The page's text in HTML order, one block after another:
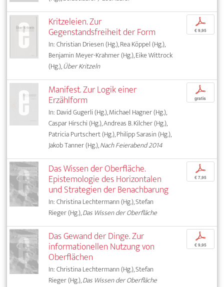
Kritzeleien. Zur
Gegenstandsfreiheit der Form
In: Christian Driesen (Hg.), Rea Köppel (Hg.),
Benjamin Meyer-Krahmer (Hg.), Eike Wittrock
(Hg.),Über Kritzeln
p
€ 9,95
Manifest. Zur Logik einer
Erzählform
In: David Gugerli (Hg.), Michael Hagner (Hg.),
Caspar Hirschi (Hg.), Andreas B. Kilcher (Hg.),
Patricia Purtschert (Hg.), Philipp Sarasin (Hg.),
Jakob Tanner (Hg.),Nach Feierabend 2014
p
gratis
Das Wissen der Oberfläche.
Epistemologie des Horizontalen
und Strategien der Benachbarung
In: Christina Lechtermann (Hg.), Stefan
Rieger (Hg.),Das Wissen der Oberfläche
p
€ 7,95
Das Gewand der Dinge. Zur
informationellen Nutzung von
Oberflächen
In: Christina Lechtermann (Hg.), Stefan
Rieger (Hg.),Das Wissen der Oberfläche
p
€ 9,95